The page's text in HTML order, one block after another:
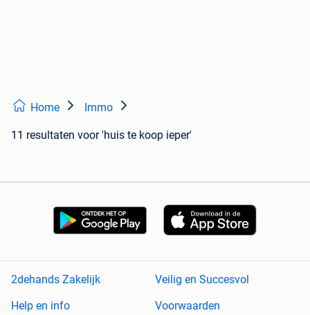
Home Immo
11 resultaten voor 'huis te koop ieper'
2dehands Zakelijk
Veilig en Succesvol
Help en info
Voorwaarden